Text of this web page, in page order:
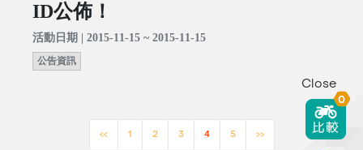
ID公佈！
活動日期 | 2015-11-15 ~ 2015-11-15
公告資訊
<< 1 2 3 4 5 >>
Close
0